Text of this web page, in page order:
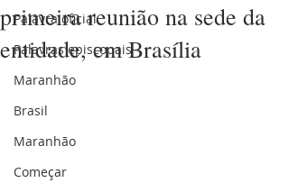
Palavra oficial
Palavras episcopais
Maranhão
Brasil
Maranhão
Começar
primeira reunião na sede da
entidade, em Brasília